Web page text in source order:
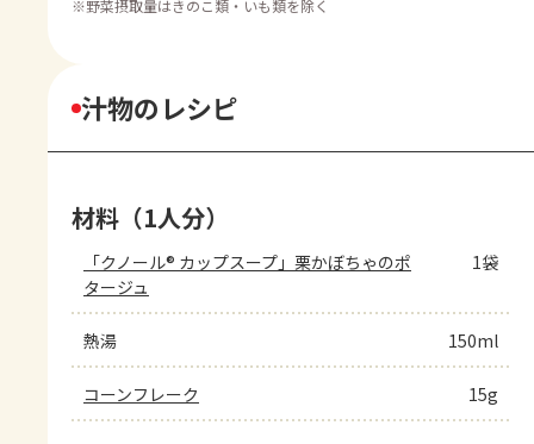
※野菜摂取量はきのこ類・いも類を除く
汁物のレシピ
材料（1人分）
「クノール® カップスープ」栗かぼちゃのポ
タージュ
1袋
熱湯 150ml
コーンフレーク 15g